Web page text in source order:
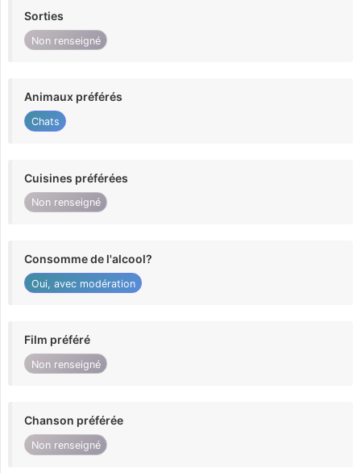
Sorties
Non renseigné
Animaux préférés
Chats
Cuisines préférées
Non renseigné
Consomme de l'alcool?
Oui, avec modération
Film préféré
Non renseigné
Chanson préférée
Non renseigné